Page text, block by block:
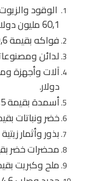
الوقود
60,1 مليون دولار.
فواكه بقيمة 29,6 مليون دولار.
لدائن ومصنوعاتها
دولار.
أسمدة بقيمة 2,5 مليون دولار.
خضر ونباتات بقيمة 2,2 مليون
بذور وأثمار زيتية بقيمة
محضرات خضر بقيمة 813,1
ملح وكبريت بقيمة 617,3 ألف